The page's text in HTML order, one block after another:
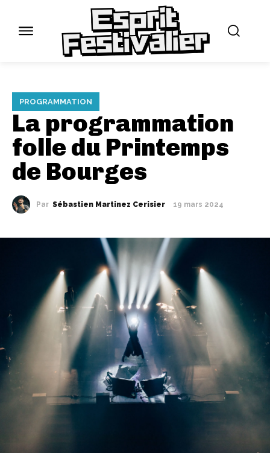
PROGRAMMATION
La programmation
folle du Printemps
de Bourges
Par Sébastien Martinez Cerisier 19 mars 2024